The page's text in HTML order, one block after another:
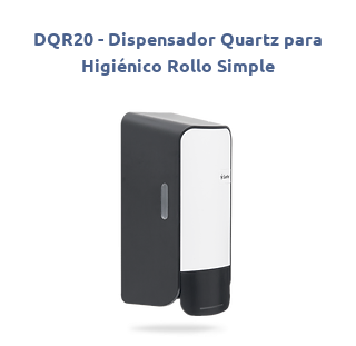
DQR20 - Dispensador Quartz para
Higiénico Rollo Simple